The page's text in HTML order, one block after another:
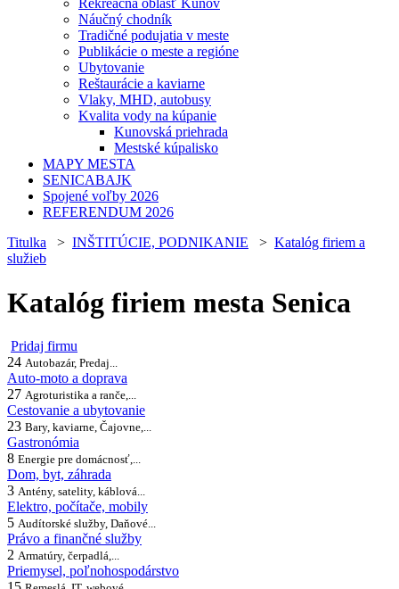
Rekreačná oblasť Kunov
Náučný chodník
Tradičné podujatia v meste
Publikácie o meste a regióne
Ubytovanie
Reštaurácie a kaviarne
Vlaky, MHD, autobusy
Kvalita vody na kúpanie
Kunovská priehrada
Mestské kúpalisko
MAPY MESTA
SENICABAJK
Spojené voľby 2026
REFERENDUM 2026
Titulka > INŠTITÚCIE, PODNIKANIE > Katalóg firiem a
služieb
Katalóg firiem mesta Senica
Pridaj firmu
24 Autobazár, Predaj...
Auto-moto a doprava
27 Agroturistika a ranče,...
Cestovanie a ubytovanie
23 Bary, kaviarne, Čajovne,...
Gastronómia
8 Energie pre domácnosť,...
Dom, byt, záhrada
3 Antény, satelity, káblová...
Elektro, počítače, mobily
5 Audítorské služby, Daňové...
Právo a finančné služby
2 Armatúry, čerpadlá,...
Priemysel, poľnohospodárstvo